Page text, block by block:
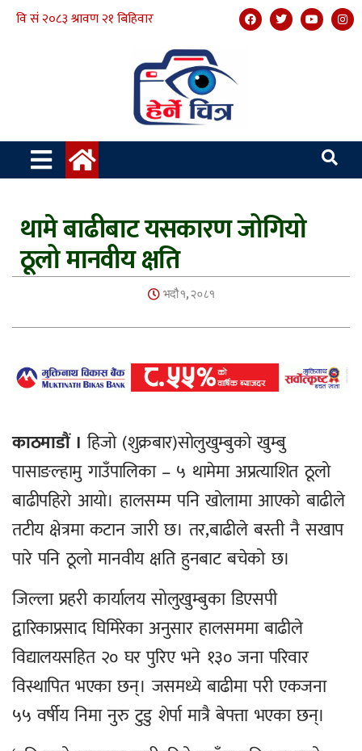
थामे बाढीबाट यसकारण जोगियो
ठूलो मानवीय क्षति
भदौ १, २०८१
काठमाडौं । हिजो (शुक्रबार)सोलुखुम्बुको खुम्बु
पासाङल्हामु गाउँपालिका – ५ थामेमा अप्रत्याशित ठूलो
बाढीपहिरो आयो। हालसम्म पनि खोलामा आएको बाढीले
तटीय क्षेत्रमा कटान जारी छ। तर,बाढीले बस्ती नै सखाप
पारे पनि ठूलो मानवीय क्षति हुनबाट बचेको छ।
जिल्ला प्रहरी कार्यालय सोलुखुम्बुका डिएसपी
द्वारिकाप्रसाद घिमिरेका अनुसार हालसममा बाढीले
विद्यालयसहित २० घर पुरिए भने १३० जना परिवार
विस्थापित भएका छन्। जसमध्ये बाढीमा परी एकजना
५५ वर्षीय निमा नुरु टुडु शेर्पा मात्रै बेपत्ता भएका छन्।